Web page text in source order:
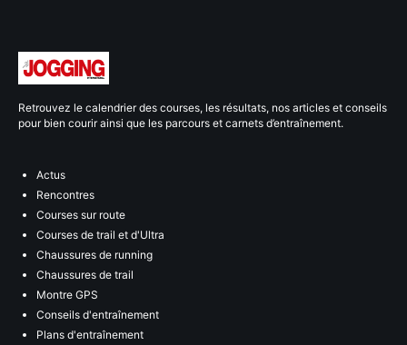
Retrouvez le calendrier des courses, les résultats, nos articles et conseils
pour bien courir ainsi que les parcours et carnets d’entraînement.
Actus
Rencontres
Courses sur route
Courses de trail et d'Ultra
Chaussures de running
Chaussures de trail
Montre GPS
Conseils d'entraînement
Plans d'entraînement